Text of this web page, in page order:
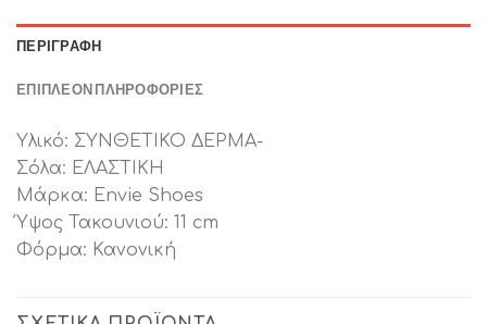
ΠΕΡΙΓΡΑΦΉ
ΕΠΙΠΛΈΟΝ ΠΛΗΡΟΦΟΡΊΕΣ
Υλικό: ΣΥΝΘΕΤΙΚΟ ΔΕΡΜΑ-
Σόλα: ΕΛΑΣΤΙΚΗ
Μάρκα: Envie Shoes
Ύψος Τακουνιού: 11 cm
Φόρμα: Κανονική